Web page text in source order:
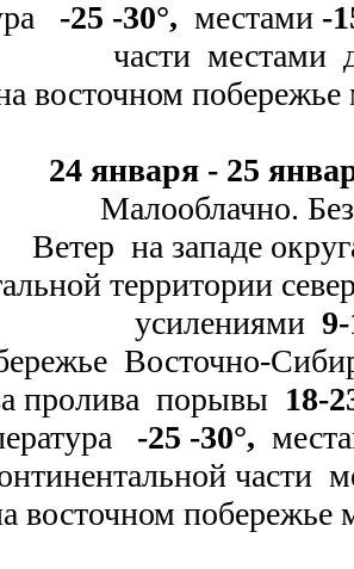
-25 -30°, местами -
части местами
восточном побережье
24 января - 25
Малооблачно.
Ветер на западе
территории
усилениями9-
Восточно-
пролива порывы 18-
-25 -30°,
части
восточном побережье